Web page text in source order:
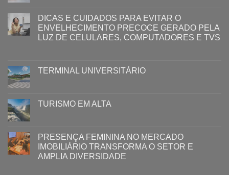
DICAS E CUIDADOS PARA EVITAR O
ENVELHECIMENTO PRECOCE GERADO PELA
LUZ ​DE CELULARES, COMPUTADORES E TVS​​
TERMINAL UNIVERSITÁRIO
TURISMO EM ALTA
PRESENÇA FEMININA NO MERCADO
IMOBILIÁRIO TRANSFORMA O SETOR E
AMPLIA DIVERSIDADE